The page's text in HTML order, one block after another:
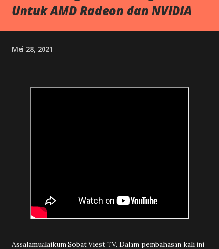
praktik-praktik yang tidak bertanggung jawab di pasar
Untuk AMD Radeon dan NVIDIA
Mei 28, 2021
Assalamualaikum Sobat Viest TV. Dalam pembahasan kali ini